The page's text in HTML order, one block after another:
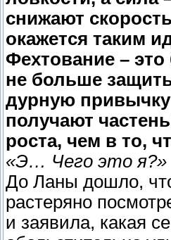
снижают
окажется таким
Фехтование –
не больше
дурную
получают
роста, чем в то,
«Э… Чего это я?»
До Ланы дошло,
растеряно
и заявила, какая